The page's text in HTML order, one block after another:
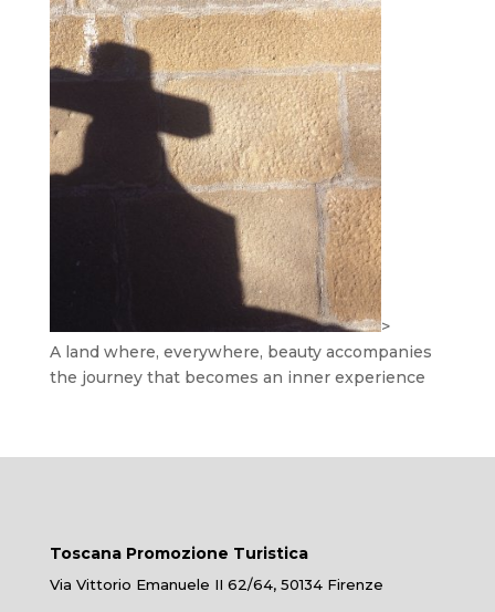
A land where, everywhere, beauty accompanies
the journey that becomes an inner experience
>
Toscana Promozione Turistica
Via Vittorio Emanuele II 62/64, 50134 Firenze